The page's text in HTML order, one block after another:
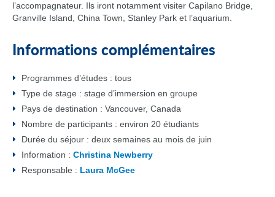
l’accompagnateur. Ils iront notamment visiter Capilano Bridge,
Granville Island, China Town, Stanley Park et l’aquarium.
Informations complémentaires
Programmes d’études : tous
Type de stage : stage d’immersion en groupe
Pays de destination : Vancouver, Canada
Nombre de participants : environ 20 étudiants
Durée du séjour : deux semaines au mois de juin
Information : Christina Newberry
Responsable : Laura McGee